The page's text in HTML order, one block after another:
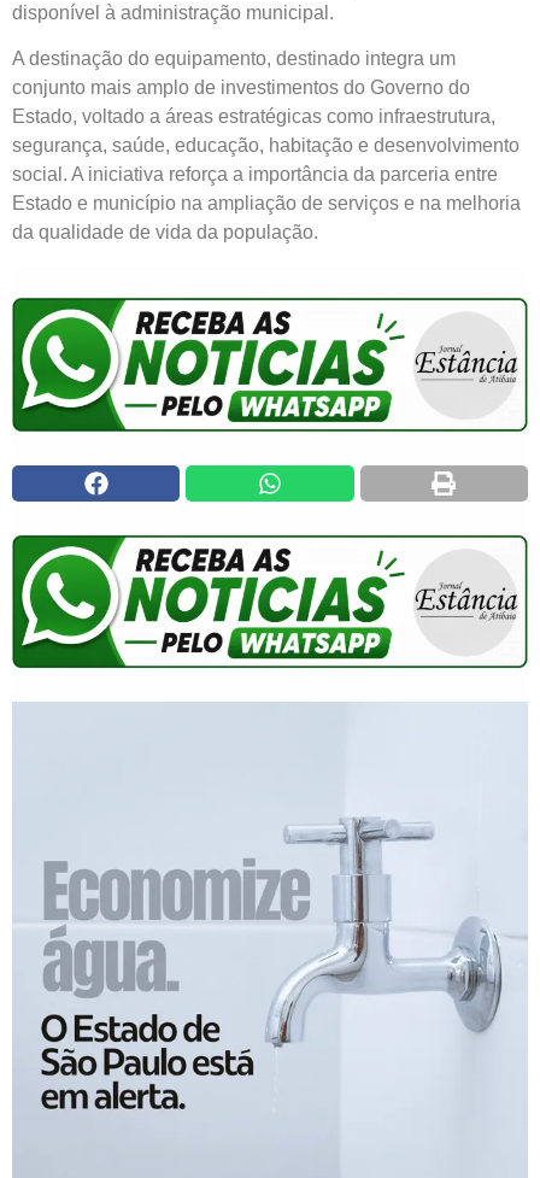
disponível à administração municipal.
A destinação do equipamento, destinado integra um
conjunto mais amplo de investimentos do Governo do
Estado, voltado a áreas estratégicas como infraestrutura,
segurança, saúde, educação, habitação e desenvolvimento
social. A iniciativa reforça a importância da parceria entre
Estado e município na ampliação de serviços e na melhoria
da qualidade de vida da população.